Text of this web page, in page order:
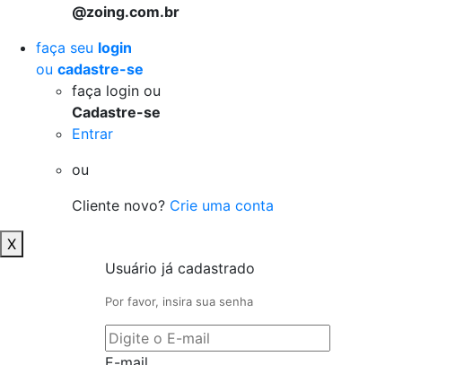
@zoing.com.br
faça seu login
ou cadastre-se
faça login ou
Cadastre-se
Entrar
ou
Cliente novo? Crie uma conta
X
Usuário já cadastrado
Por favor, insira sua senha